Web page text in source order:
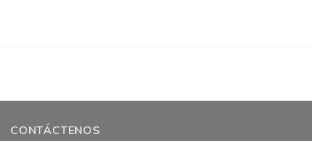
CONTÁCTENOS